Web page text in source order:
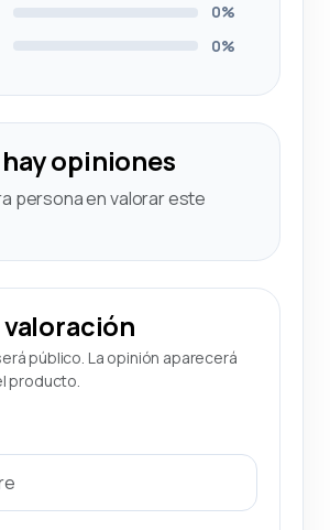
0%
0%
opiniones
persona en valorar este
público. La opinión aparecerá
producto.